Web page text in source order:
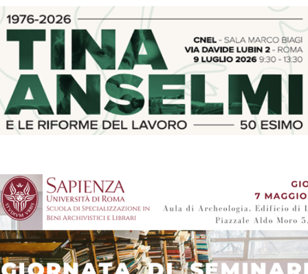
Tina Anselmi e le riforme del lavoro. Convegno 9 luglio 2026 ore
9.30, Cnel segui la diretta streaming
CONVEGNI E SEMINARI
Giornata di seminari della Scuola di Specializzazione in Beni
Archivistici e Librari – Università Sapienza, Roma 7 maggio 2026
CONVEGNI E SEMINARI